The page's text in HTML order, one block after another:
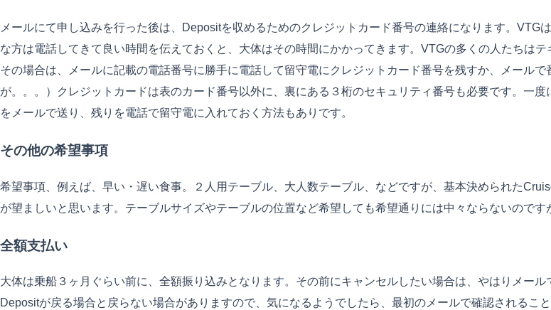
メールにて申し込みを行った後は、Depositを収めるためのクレジットカード番号の連絡になります。
な方は電話してきて良い時間を伝えておくと、大体はその時間にかかってきます。VTGの多くの人たちは
その場合は、メールに記載の電話番号に勝手に電話して留守電にクレジットカード番号を残すか、メール
が。。。）クレジットカードは表のカード番号以外に、裏にある３桁のセキュリティ番号も必要です。一
をメールで送り、残りを電話で留守電に入れておく方法もありです。
その他の希望事項
希望事項、例えば、早い・遅い食事。２人用テーブル、大人数テーブル、などですが、基本決められた
が望ましいと思います。テーブルサイズやテーブルの位置など希望しても希望通りには中々ならないので
全額支払い
大体は乗船３ヶ月ぐらい前に、全額振り込みとなります。その前にキャンセルしたい場合は、やはりメー
Depositが戻る場合と戻らない場合がありますので、気になるようでしたら、最初のメールで確認されること